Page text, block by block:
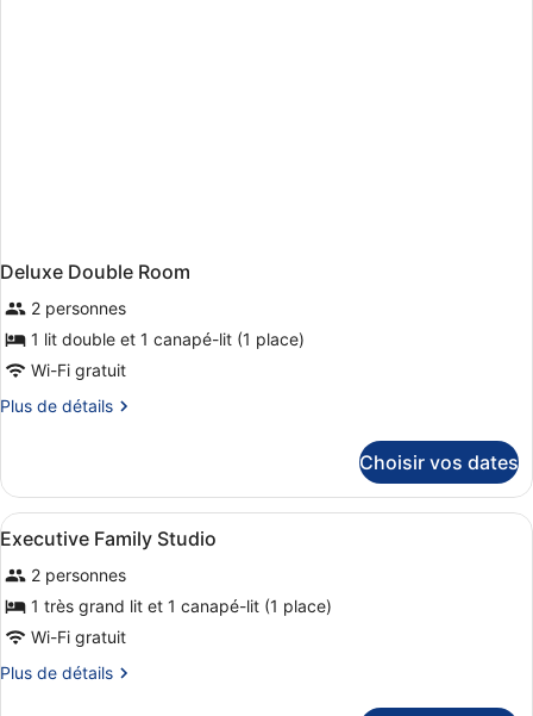
Deluxe Double Room
2 personnes
1 lit double et 1 canapé-lit (1 place)
Wi-Fi gratuit
Plus de détails
Plus
le
type
de
Deluxe
Double
Room
Choisir vos dates
Afficher
toutes
les
photos
pour
ce
type
Coffres-forts dans les chambres,
5
Executive Family Studio
2 personnes
1 très grand lit et 1 canapé-lit (1 place)
Wi-Fi gratuit
Plus de détails
Plus